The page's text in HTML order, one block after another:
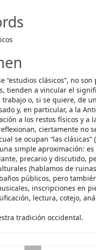
“estudios clásicos”, no
tienden a vincular el
trabajo o, si se quiere, de
y, en particular, a la
a los restos físicos y a
ciertamente no
se ocupan “las
simple aproximación:
precario y discutido,
(hablamos de
públicos, pero
inscripciones en
lectura, cotejo,
tradición occidental.